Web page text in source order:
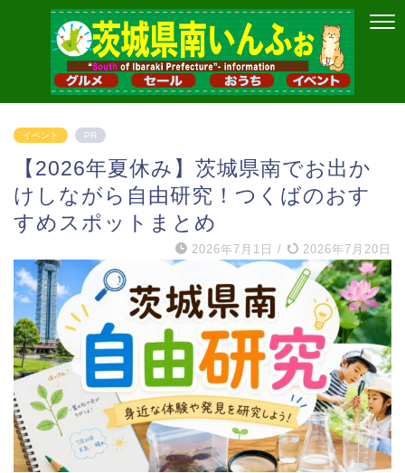
イベント PR
【2026年夏休み】茨城県南でお出か
けしながら自由研究！つくばのおす
すめスポットまとめ
2026年7月1日 / 2026年7月20日